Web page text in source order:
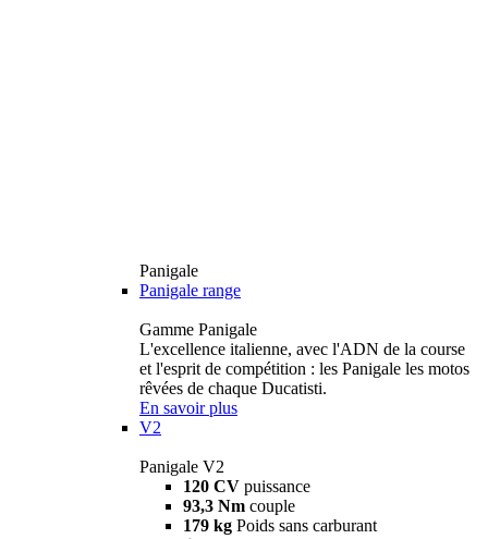
Panigale
Panigale range
Gamme Panigale
L'excellence italienne, avec l'ADN de la course
et l'esprit de compétition : les Panigale les motos
rêvées de chaque Ducatisti.
En savoir plus
V2
Panigale V2
120 CV puissance
93,3 Nm couple
179 kg Poids sans carburant